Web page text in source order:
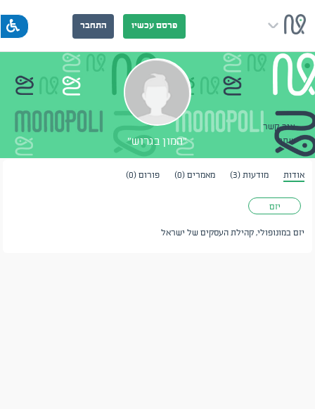
פרסם עכשיו התחבר
צור קשר
שתף
"המון בגרוש"
אודות מודעות (3) מאמרים (0) פורום (0)
יזם
יזם במונופולי, קהילת העסקים של ישראל